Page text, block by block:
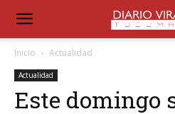
Inicio Actualidad
Actualidad
Este domingo